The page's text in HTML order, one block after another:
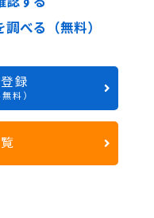
べる（無料）
録
料）